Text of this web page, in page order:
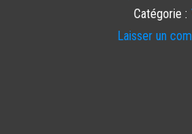
Catégorie :
Laisser un